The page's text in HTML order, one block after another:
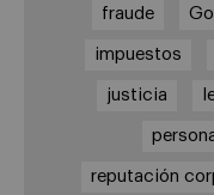
fraude
impuestos
justicia
reputación